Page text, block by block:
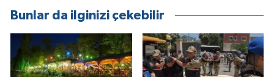
Bunlar da ilginizi çekebilir